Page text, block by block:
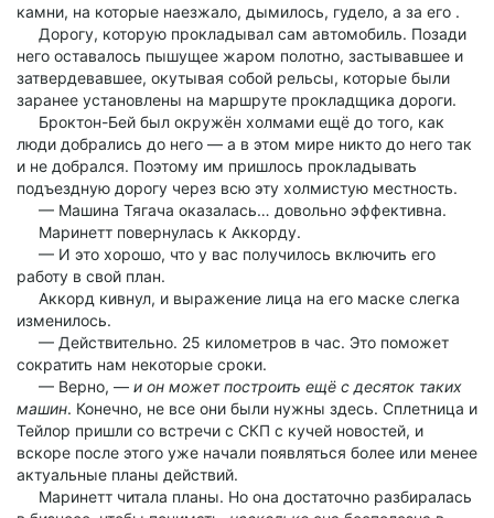
камни, на которые наезжало, дымилось, гудело, а за его .
Дорогу, которую прокладывал сам автомобиль. Позади
него оставалось пышущее жаром полотно, застывавшее и
затвердевавшее, окутывая собой рельсы, которые были
заранее установлены на маршруте прокладщика дороги.
Броктон-Бей был окружён холмами ещё до того, как
люди добрались до него — а в этом мире никто до него так
и не добрался. Поэтому им пришлось прокладывать
подъездную дорогу через всю эту холмистую местность.
— Машина Тягача оказалась… довольно эффективна.
Маринетт повернулась к Аккорду.
— И это хорошо, что у вас получилось включить его
работу в свой план.
Аккорд кивнул, и выражение лица на его маске слегка
изменилось.
— Действительно. 25 километров в час. Это поможет
сократить нам некоторые сроки.
— Верно, — и он может построить ещё с десяток таких
машин. Конечно, не все они были нужны здесь. Сплетница и
Тейлор пришли со встречи с СКП с кучей новостей, и
вскоре после этого уже начали появляться более или менее
актуальные планы действий.
Маринетт читала планы. Но она достаточно разбиралась